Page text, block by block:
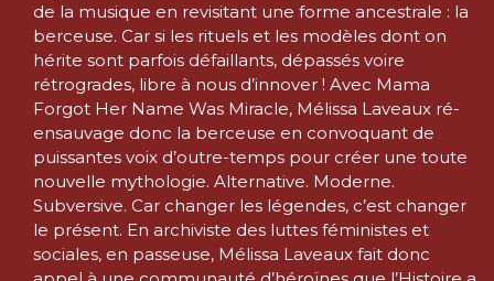
de la musique en revisitant une forme ancestrale : la
berceuse. Car si les rituels et les modèles dont on
hérite sont parfois défaillants, dépassés voire
rétrogrades, libre à nous d’innover ! Avec Mama
Forgot Her Name Was Miracle, Mélissa Laveaux ré-
ensauvage donc la berceuse en convoquant de
puissantes voix d’outre-temps pour créer une toute
nouvelle mythologie. Alternative. Moderne.
Subversive. Car changer les légendes, c’est changer
le présent. En archiviste des luttes féministes et
sociales, en passeuse, Mélissa Laveaux fait donc